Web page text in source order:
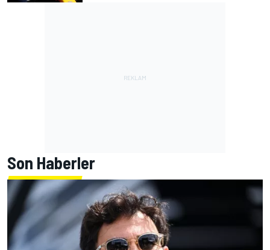
Son Haberler